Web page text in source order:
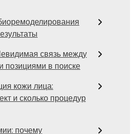
связь между
позициями в поиске
кожи лица:
и сколько процедур
почему